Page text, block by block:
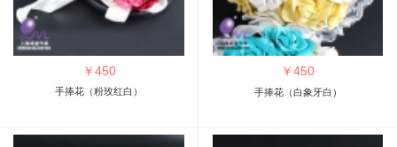
￥450
手捧花（粉玫红白）
￥450
手捧花（白象牙白）